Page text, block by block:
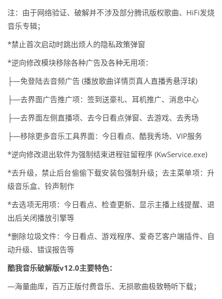
注：由于网络验证、破解并不涉及部分腾讯版权歌曲、HiFi发烧
音乐专辑；
*禁止首次启动时跳出烦人的隐私政策弹窗
*逆向修改模块移除各种广告及各种无用项：
├—免登陆去音频广告 (播放歌曲详情页真人直播秀悬浮球)
├—去界面广告推广项：签到送豪礼、耳机推广、消息中心
├—去界面左侧直播项、去今日看点弹窗、去游戏、去秀场
├—移除更多音乐工具界面：今日看点、酷我秀场、VIP服务
*逆向修改退出软件为强制结束进程驻留程序 (KwService.exe)
*去升级，禁止后台偷偷下载安装包强制升级；去主菜单项：升
级音乐盒、铃声制作
*去选项无用项：今日看点、检查更新、显示主播上线提醒、退
出后关闭播放引擎等
*删除垃圾文件：今日看点、游戏程序、爱奇艺客户端插件、自
动升级、错误报告等
酷我音乐破解版v12.0主要特色：
—海量曲库，百万正版付费音乐、无损歌曲极致畅听下载；